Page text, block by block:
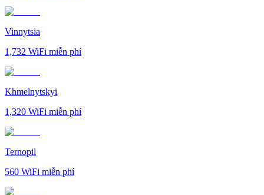
Vinnytsia
1,732 WiFi miễn phí
Khmelnytskyi
1,320 WiFi miễn phí
Ternopil
560 WiFi miễn phí